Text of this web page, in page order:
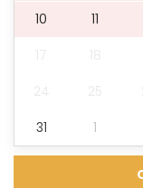
10
11
31
1